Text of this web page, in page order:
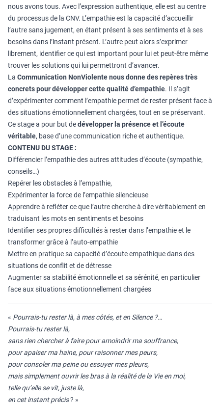
nous avons tous. Avec l’expression authentique, elle est au centre
du processus de la CNV. L’empathie est la capacité d’accueillir
l’autre sans jugement, en étant présent à ses sentiments et à ses
besoins dans l’instant présent. L’autre peut alors s’exprimer
librement, identifier ce qui est important pour lui et peut-être même
trouver les solutions qui lui permettront d’avancer.
La Communication NonViolentenous donne des repères très
concrets pour développer cette qualité d’empathie. Il s’agit
d’expérimenter comment l’empathie permet de rester présent face à
des situations émotionnellement chargées, tout en se préservant.
Ce stage a pour but dedévelopper la présence et l’écoute
véritable, base d’une communication riche et authentique.
CONTENU DU STAGE :
Différencier l’empathie des autres attitudes d’écoute (sympathie,
conseils…)
Repérer les obstacles à l’empathie,
Expérimenter la force de l’empathie silencieuse
Apprendre à refléter ce que l’autre cherche à dire véritablement en
traduisant les mots en sentiments et besoins
Identifier ses propres difficultés à rester dans l’empathie et le
transformer grâce à l’auto-empathie
Mettre en pratique sa capacité d’écoute empathique dans des
situations de conflit et de détresse
Augmenter sa stabilité émotionnelle et sa sérénité, en particulier
face aux situations émotionnellement chargées
« Pourrais-tu rester là, à mes côtés, et en Silence ?…
Pourrais-tu rester là,
sans rien chercher à faire pour amoindrir ma souffrance,
pour apaiser ma haine, pour raisonner mes peurs,
pour consoler ma peine ou essuyer mes pleurs,
mais simplement ouvrir les bras à la réalité de la Vie en moi,
telle qu’elle se vit, juste là,
en cet instant précis? »